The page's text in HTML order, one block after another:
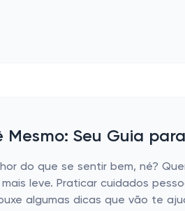
Seu Guia
do que se sentir bem, né?
leve. Praticar cuidados
algumas dicas que vão te